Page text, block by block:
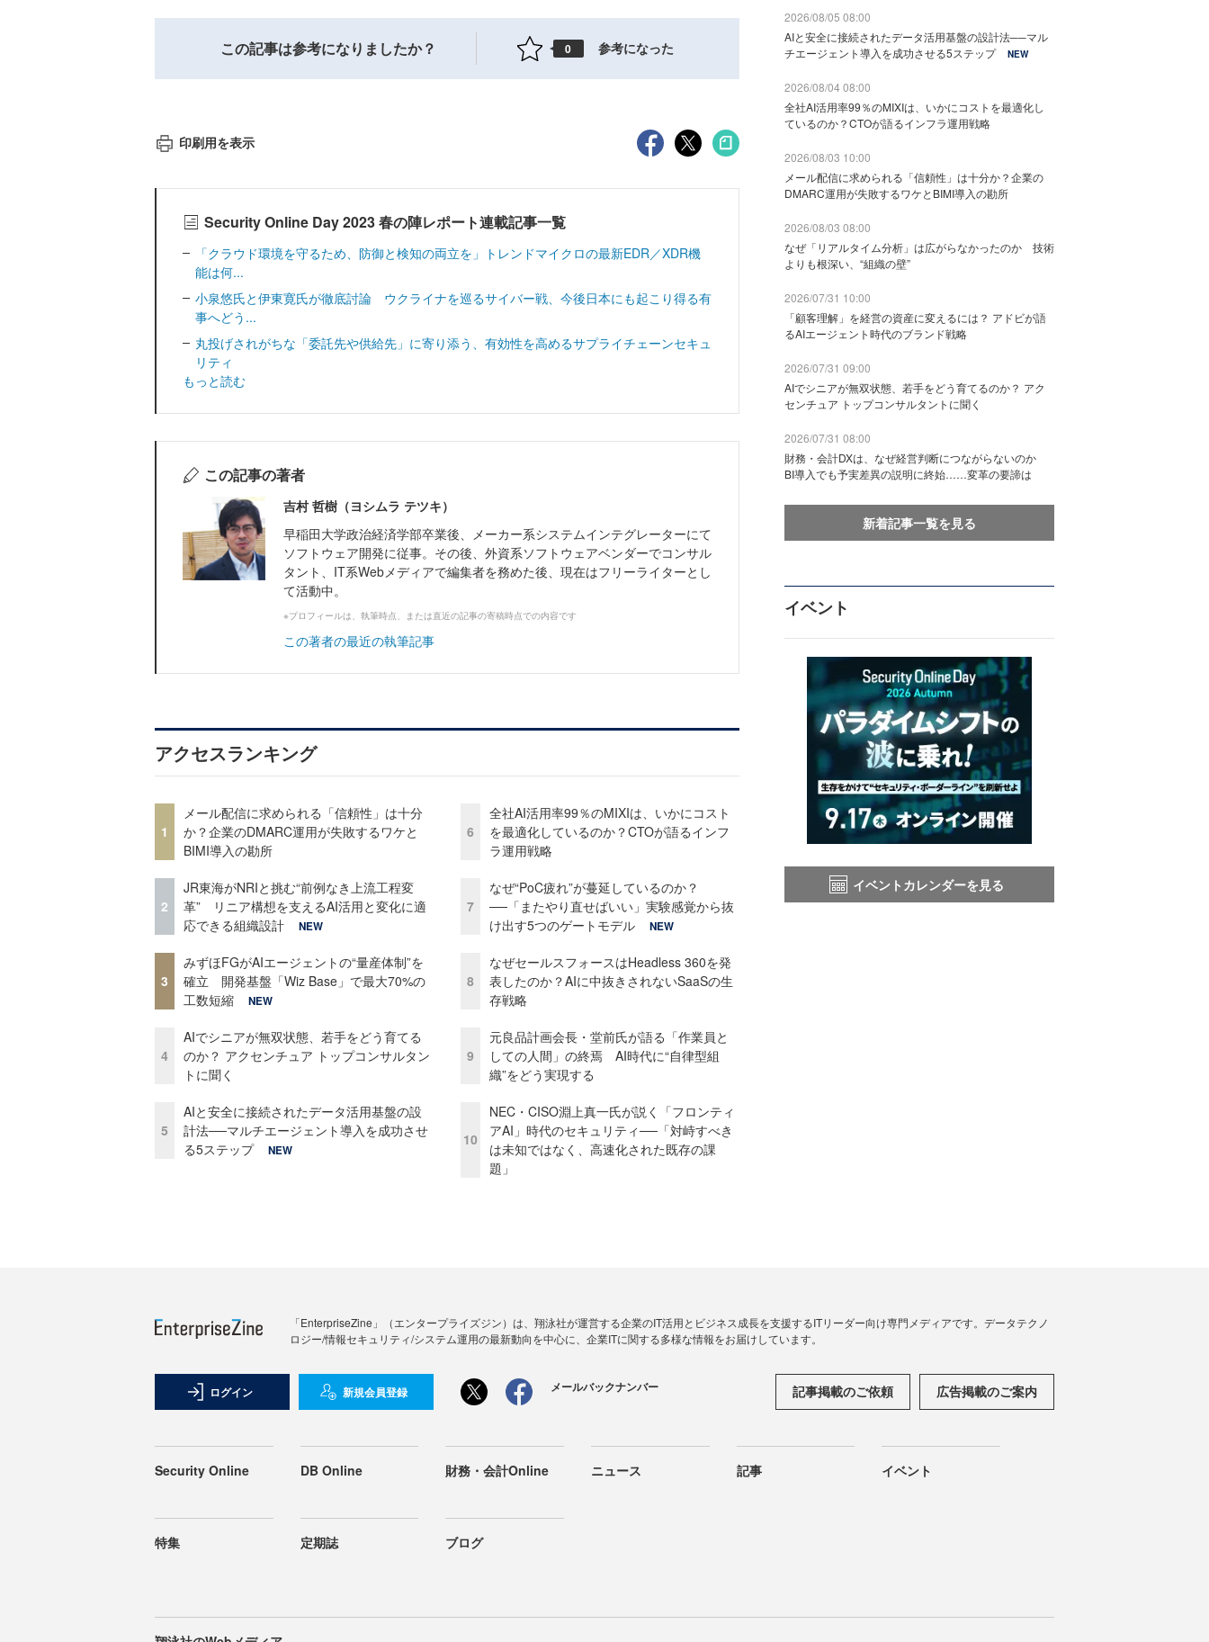
この記事は参考になりましたか？ 0 参考になった
印刷用を表示
Security Online Day 2023 春の陣レポート連載記事一覧
「クラウド環境を守るため、防御と検知の両立を」トレンドマイクロの最新EDR／XDR機
能は何...
小泉悠氏と伊東寛氏が徹底討論 ウクライナを巡るサイバー戦、今後日本にも起こり得る有
事へどう...
丸投げされがちな「委託先や供給先」に寄り添う、有効性を高めるサプライチェーンセキュ
リティ
もっと読む
この記事の著者
吉村 哲樹（ヨシムラ テツキ）
早稲田大学政治経済学部卒業後、メーカー系システムインテグレーターにて
ソフトウェア開発に従事。その後、外資系ソフトウェアベンダーでコンサル
タント、IT系Webメディアで編集者を務めた後、現在はフリーライターとし
て活動中。
※プロフィールは、執筆時点、または直近の記事の寄稿時点での内容です
この著者の最近の執筆記事
アクセスランキング
1
メール配信に求められる「信頼性」は十分
か？企業のDMARC運用が失敗するワケと
BIMI導入の勘所
2
JR東海がNRIと挑む“前例なき上流工程変
革” リニア構想を支えるAI活用と変化に適
応できる組織設計
NEW
3
みずほFGがAIエージェントの“量産体制”を
確立 開発基盤「Wiz Base」で最大70%の
工数短縮
NEW
4
AIでシニアが無双状態、若手をどう育てる
のか？ アクセンチュア トップコンサルタン
トに聞く
5
AIと安全に接続されたデータ活用基盤の設
計法──マルチエージェント導入を成功させ
る5ステップ
NEW
6
全社AI活用率99％のMIXIは、いかにコスト
を最適化しているのか？CTOが語るインフ
ラ運用戦略
7
なぜ“PoC疲れ”が蔓延しているのか？
──「またやり直せばいい」実験感覚から抜
け出す5つのゲートモデル
NEW
8
なぜセールスフォースはHeadless 360を発
表したのか？AIに中抜きされないSaaSの生
存戦略
9
元良品計画会長・堂前氏が語る「作業員と
しての人間」の終焉 AI時代に“自律型組
織”をどう実現する
10
NEC・CISO淵上真一氏が説く「フロンティ
アAI」時代のセキュリティ──「対峙すべき
は未知ではなく、高速化された既存の課
題」
2026/08/05 08:00
AIと安全に接続されたデータ活用基盤の設計法──マル
チエージェント導入を成功させる5ステップ
NEW
2026/08/04 08:00
全社AI活用率99％のMIXIは、いかにコストを最適化し
ているのか？CTOが語るインフラ運用戦略
2026/08/03 10:00
メール配信に求められる「信頼性」は十分か？企業の
DMARC運用が失敗するワケとBIMI導入の勘所
2026/08/03 08:00
なぜ「リアルタイム分析」は広がらなかったのか 技術
よりも根深い、“組織の壁”
2026/07/31 10:00
「顧客理解」を経営の資産に変えるには？ アドビが語
るAIエージェント時代のブランド戦略
2026/07/31 09:00
AIでシニアが無双状態、若手をどう育てるのか？ アク
センチュア トップコンサルタントに聞く
2026/07/31 08:00
財務・会計DXは、なぜ経営判断につながらないのか
BI導入でも予実差異の説明に終始……変革の要諦は
新着記事一覧を見る
イベント
イベントカレンダーを見る
「EnterpriseZine」（エンタープライズジン）は、翔泳社が運営する企業のIT活用とビジネス成長を支援するITリーダー向け専門メディアです。データテクノ
ロジー/情報セキュリティ/システム運用の最新動向を中心に、企業ITに関する多様な情報をお届けしています。
ログイン 新規会員登録 メールバックナンバー 記事掲載のご依頼 広告掲載のご案内
Security Online DB Online 財務・会計Online ニュース 記事 イベント
特集 定期誌 ブログ